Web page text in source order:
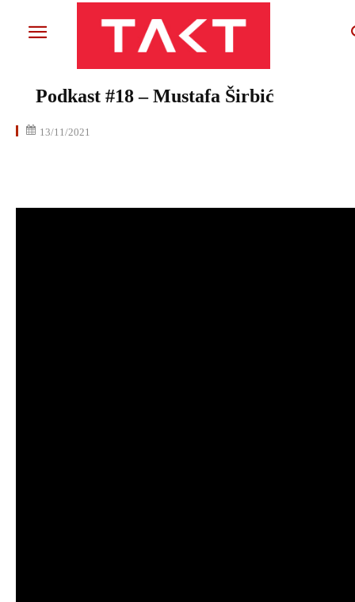
Podkast #18 – Mustafa Širbić
13/11/2021